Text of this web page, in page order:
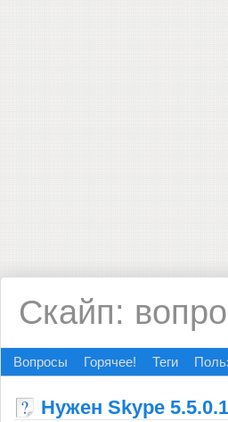
Скайп:
Вопросы Горячее! Теги
Нужен Skype